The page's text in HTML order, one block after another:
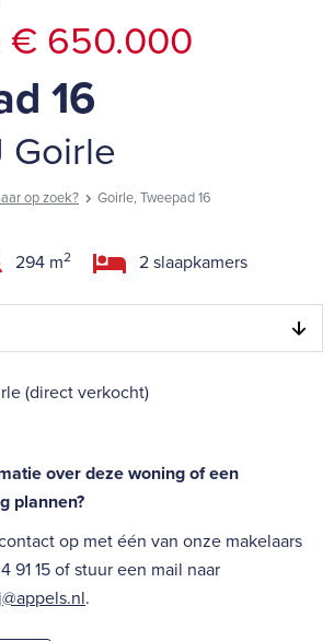
€ 650.000
16
Goirle
op zoek? Goirle, Tweepad 16
294 m2 2 slaapkamers
(direct verkocht)
over deze woning of een
plannen?
op met één van onze makelaars
91 15 of stuur een mail naar
.